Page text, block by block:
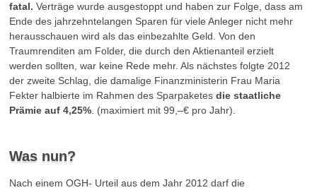
fatal. Verträge wurde ausgestoppt und haben zur Folge, dass am
Ende des jahrzehntelangen Sparen für viele Anleger nicht mehr
herausschauen wird als das einbezahlte Geld. Von den
Traumrenditen am Folder, die durch den Aktienanteil erzielt
werden sollten, war keine Rede mehr. Als nächstes folgte 2012
der zweite Schlag, die damalige Finanzministerin Frau Maria
Fekter halbierte im Rahmen des Sparpaketesdie staatliche
Prämie auf 4,25% . (maximiert mit 99,–€ pro Jahr).
Was nun?
Nach einem OGH- Urteil aus dem Jahr 2012 darf die